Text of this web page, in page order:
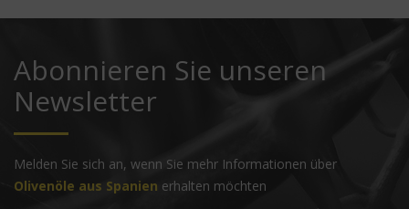
Abonnieren Sie unseren
Newsletter
Melden Sie sich an, wenn Sie mehr Informationen über
Olivenöle aus Spanien erhalten möchten